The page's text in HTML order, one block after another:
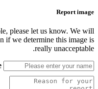
Report image
please let us know. We will
if we determine this image is
really unacceptable.